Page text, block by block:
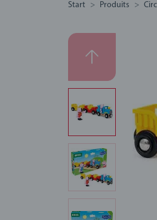
Start Produits